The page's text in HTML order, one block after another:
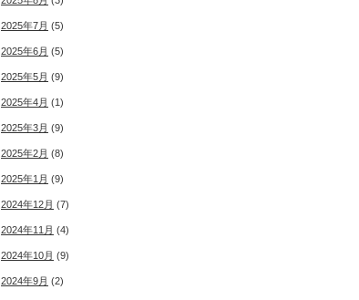
2025年7月 (5)
2025年6月 (5)
2025年5月 (9)
2025年4月 (1)
2025年3月 (9)
2025年2月 (8)
2025年1月 (9)
2024年12月 (7)
2024年11月 (4)
2024年10月 (9)
2024年9月 (2)